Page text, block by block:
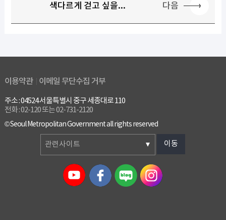
색다르게 걷고 싶을... 다음
이용약관 이메일 무단수집 거부
주소 : 04524 서울특별시 중구 세종대로 110
전화 : 02-120 또는 02-731-2120
© Seoul Metropolitan Government all rights reserved
관련사이트 이동